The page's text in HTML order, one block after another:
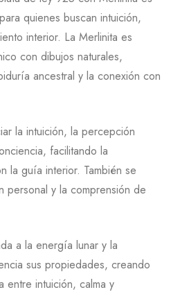
quienes buscan intuición,
interior. La Merlinita es
con dibujos naturales,
ancestral y la conexión con
la intuición, la percepción
facilitando la
la guía interior. También se
personal y la comprensión de
a la energía lunar y la
sus propiedades, creando
entre intuición, calma y